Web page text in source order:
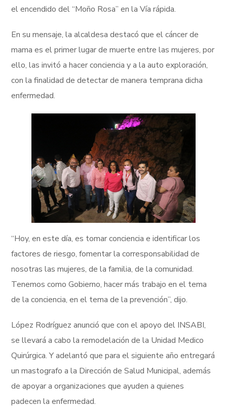
el encendido del “Moño Rosa” en la Vía rápida.
En su mensaje, la alcaldesa destacó que el cáncer de
mama es el primer lugar de muerte entre las mujeres, por
ello, las invitó a hacer conciencia y a la auto exploración,
con la finalidad de detectar de manera temprana dicha
enfermedad.
“Hoy, en este día, es tomar conciencia e identificar los
factores de riesgo, fomentar la corresponsabilidad de
nosotras las mujeres, de la familia, de la comunidad.
Tenemos como Gobierno, hacer más trabajo en el tema
de la conciencia, en el tema de la prevención”, dijo.
López Rodríguez anunció que con el apoyo del INSABI,
se llevará a cabo la remodelación de la Unidad Medico
Quirúrgica. Y adelantó que para el siguiente año entregará
un mastografo a la Dirección de Salud Municipal, además
de apoyar a organizaciones que ayuden a quienes
padecen la enfermedad.